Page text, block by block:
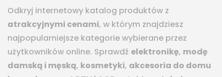
Odkryj internetowy katalog produktów z
atrakcyjnymi cenami, w którym znajdziesz
najpopularniejsze kategorie wybierane przez
użytkowników online. Sprawdź elektronikę, modę
damską i męską, kosmetyki, akcesoria do domu